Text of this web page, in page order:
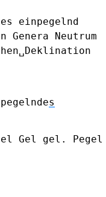
einpegelnd
Genera
Neutrum
s
Gel gel.
Pegel